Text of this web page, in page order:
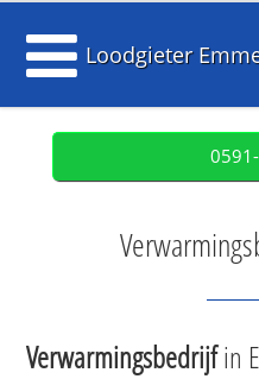
Loodgieter
Verwarmingsbedrijfin